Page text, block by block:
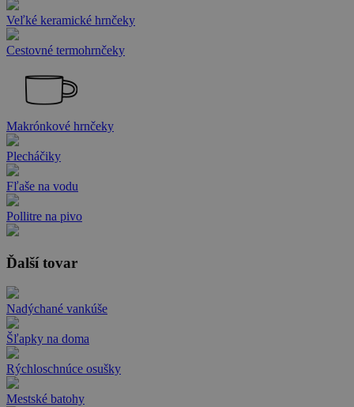
Veľké keramické hrnčeky
Cestovné termohrnčeky
Makrónkové hrnčeky
Plecháčiky
Fľaše na vodu
Pollitre na pivo
Ďalší tovar
Nadýchané vankúše
Šľapky na doma
Rýchloschnúce osušky
Mestské batohy